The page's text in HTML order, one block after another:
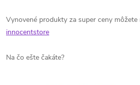
Vynovené produkty za super ceny môžete
innocentstore
Na čo ešte čakáte?